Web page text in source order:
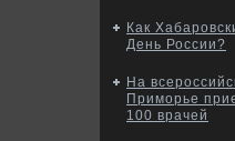
Как
День России?
На
Приморье
100 врачей